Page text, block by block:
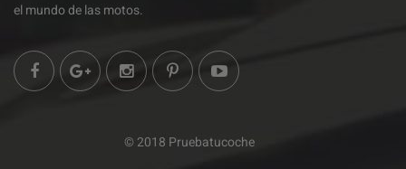
el mundo de las motos.
© 2018 Pruebatucoche